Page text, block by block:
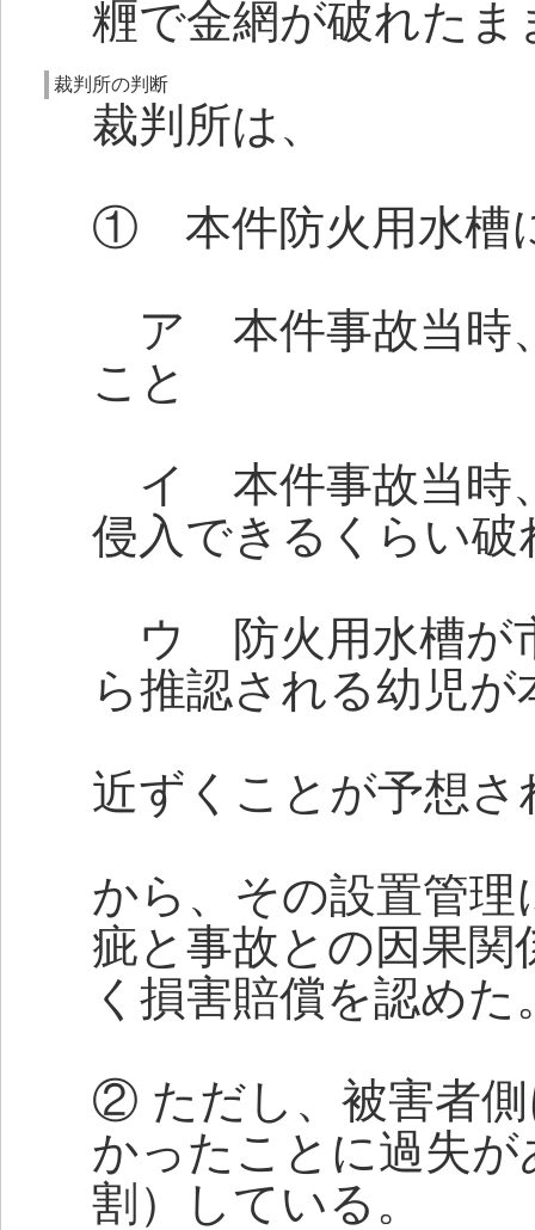
糎で金網が破れた
裁判所の判断
裁判所は、
① 本件防火用水槽
ア 本件事故当時
こと
イ 本件事故当時
侵入できるくらい
ウ 防火用水槽が
ら推認される幼児
近ずくことが予想さ
から、その設置管
疵と事故との因果関
く損害賠償を認めた
② ただし、被害者
かったことに過失
割）している。